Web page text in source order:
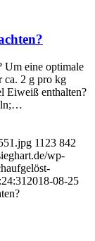
Um eine optimale
ca. 2 g pro kg
Eiweiß enthalten?
1123 842
wp-
2018-08-25